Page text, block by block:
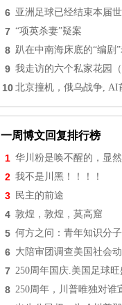
6 亚洲足球已经结束本届
7 “项英杀妻”疑案
8 趴在中南海床底的“编剧
9 我走访的六个私家花园
10 北京撞机，俄乌战争, AI
一周博文回复排行榜
1 华川粉是唤不醒的，显
2 我不是川黑！！！！
3 民主的前途
4 敦煌，敦煌，莫高窟
5 何方之问：青年知识分
6 大陪审团调查美国社会
7 250周年国庆.美国足球旺
8 250周年，川普唯独对谁